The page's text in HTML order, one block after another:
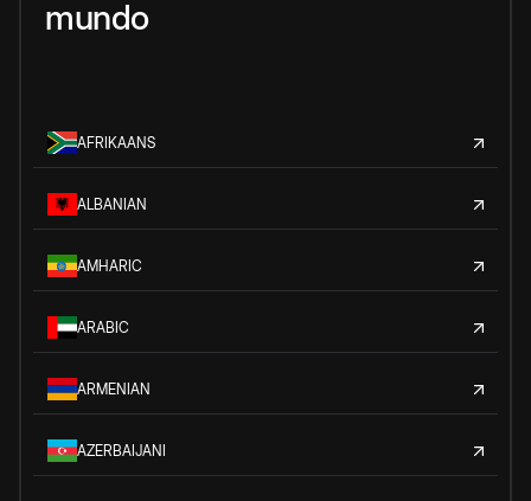
mundo
AFRIKAANS
ALBANIAN
AMHARIC
ARABIC
ARMENIAN
AZERBAIJANI